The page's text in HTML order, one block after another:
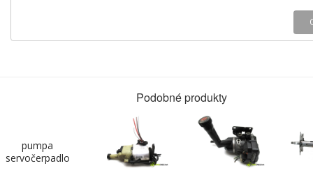
Podobné produkty
pumpa
servočerpadlo